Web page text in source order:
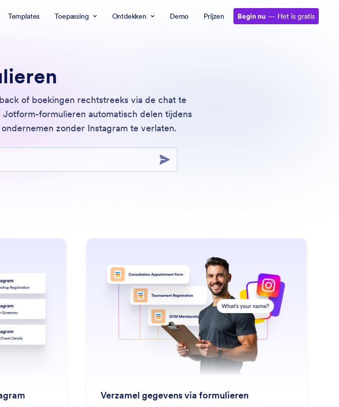
Templates Toepassing Ontdekken Demo Prijzen Begin nu — Het is gratis
of boekingen rechtstreeks via de chat te
formulieren automatisch delen tijdens
zonder Instagram te verlaten.
Forms in Instagram DM Lees meer : Collect Data via Forms
Verzamel gegevens via formulieren